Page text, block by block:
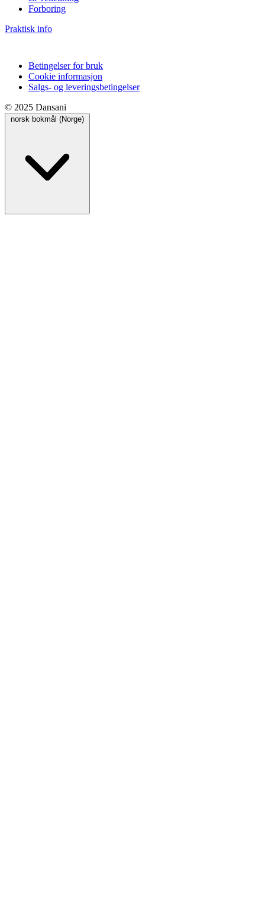
Forboring
Praktisk info
Betingelser for bruk
Cookie informasjon
Salgs- og leveringsbetingelser
© 2025 Dansani
norsk bokmål (Norge)